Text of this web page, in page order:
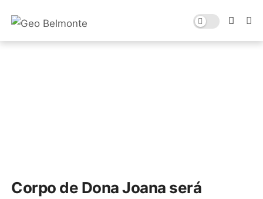
Corpo de Dona Joana será